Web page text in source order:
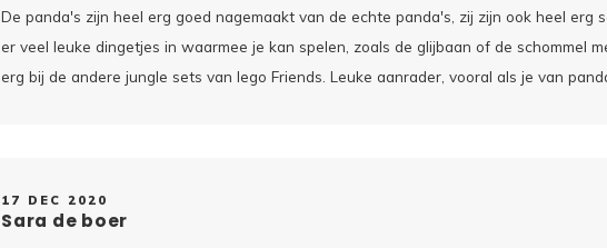
De panda's zijn heel erg goed nagemaakt van de echte panda's, zij zijn ook heel erg
er veel leuke dingetjes in waarmee je kan spelen, zoals de glijbaan of de schommel
erg bij de andere jungle sets van lego Friends. Leuke aanrader, vooral als je van
17 DEC 2020
Sara de boer